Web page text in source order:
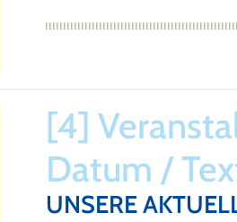
[4]
Datum /
UNSERE